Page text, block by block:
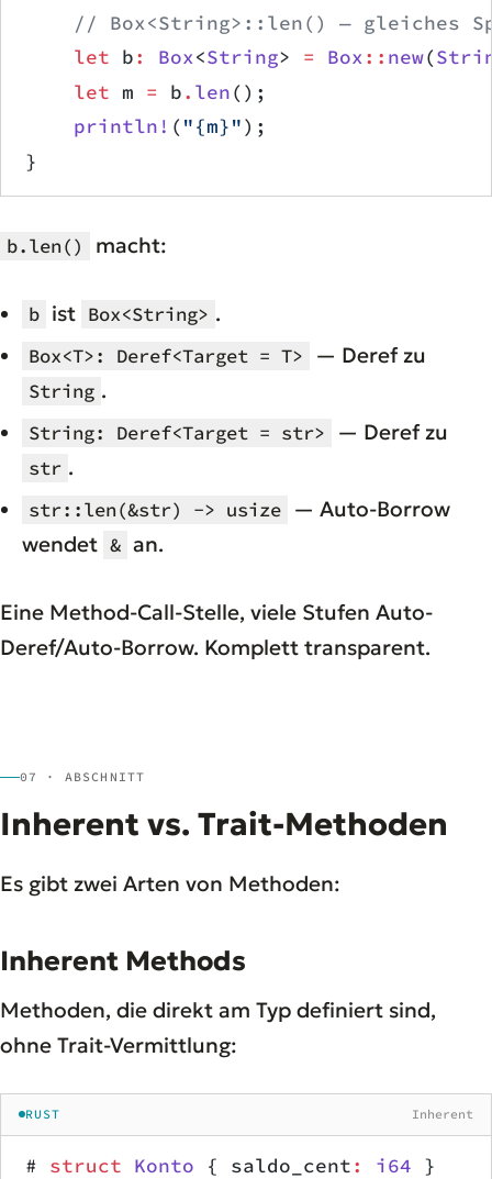
// Box<String>::len() — gleiches
    let
b: Box<String> = Box:: new(
    let
m = b. len();
    println!
( "{m}");
}
b.len() macht:
b ist Box<String> .
Box<T>: Deref<Target = T> — Deref zu
String .
String: Deref<Target = str> — Deref zu
str .
str::len(&str) -> usize — Auto-Borrow
wendet & an.
Eine Method-Call-Stelle, viele Stufen Auto-
Deref/Auto-Borrow. Komplett transparent.
07 · ABSCHNITT
Inherent vs. Trait-Methoden
Es gibt zwei Arten von Methoden:
Inherent Methods
Methoden, die direkt am Typ definiert sind,
ohne Trait-Vermittlung:
RUST Inherent
# struct Konto { saldo_cent: i64 }